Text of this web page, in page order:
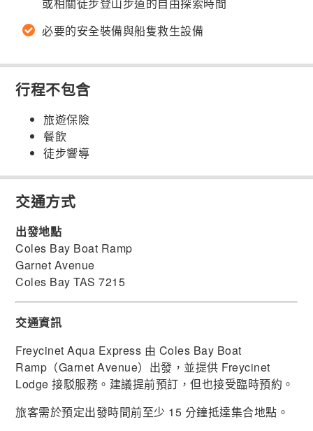
或相關徒步登山步道的自由探索時間
必要的安全裝備與船隻救生設備
行程不包含
旅遊保險
餐飲
徒步響導
交通方式
出發地點
Coles Bay Boat Ramp
Garnet Avenue
Coles Bay TAS 7215
交通資訊
Freycinet Aqua Express 由 Coles Bay Boat
Ramp（Garnet Avenue）出發，並提供 Freycinet
Lodge 接駁服務。建議提前預訂，但也接受臨時預約。
旅客需於預定出發時間前至少 15 分鐘抵達集合地點。